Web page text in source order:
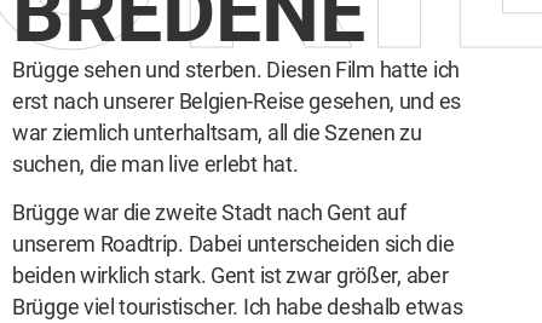
Brügge sehen und sterben. Diesen Film hatte ich
erst nach unserer Belgien-Reise gesehen, und es
war ziemlich unterhaltsam, all die Szenen zu
suchen, die man live erlebt hat.
Brügge war die zweite Stadt nach Gent auf
unserem Roadtrip. Dabei unterscheiden sich die
beiden wirklich stark. Gent ist zwar größer, aber
Brügge viel touristischer. Ich habe deshalb etwas